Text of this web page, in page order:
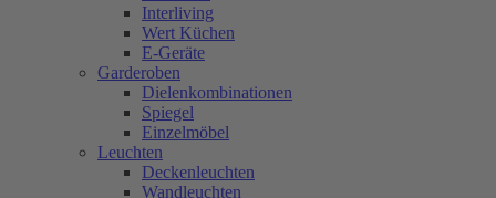
Interliving
Wert Küchen
E-Geräte
Garderoben
Dielenkombinationen
Spiegel
Einzelmöbel
Leuchten
Deckenleuchten
Wandleuchten